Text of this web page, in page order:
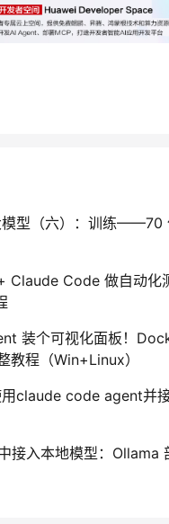
模型（六）：训练——70
Claude Code 做自动化
装个可视化面板！
教程（Win+Linux）
claude code agent并
接入本地模型：Ollama